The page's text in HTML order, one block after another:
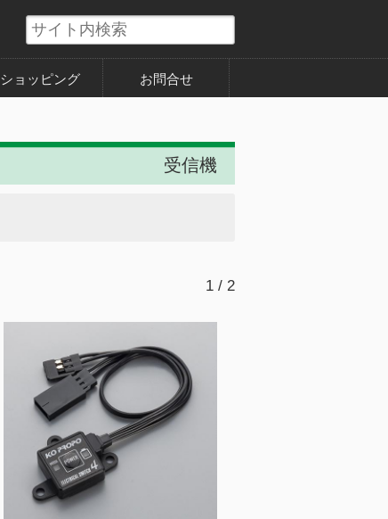
ショッピング お問合せ
受信機
1 / 2